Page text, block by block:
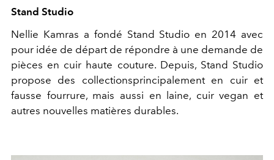
Stand Studio
Nellie Kamras a fondé Stand Studio en 2014 avec
pour idée de départ de répondre à une demande de
pièces en cuir haute couture. Depuis, Stand Studio
propose des collectionsprincipalement en cuir et
fausse fourrure, mais aussi en laine, cuir vegan et
autres nouvelles matières durables.